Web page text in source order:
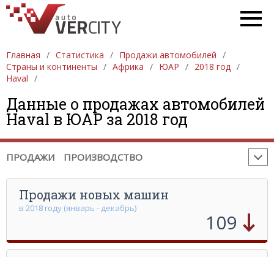
Главная Статистика
Продажи автомобилей
Страны и континенты
Африка ЮАР
2018 год
Haval
Данные о продажах автомобилей
Haval в ЮАР за 2018 год
ПРОДАЖИ ПРОИЗВОДСТВО
АЗИЯ
СЕВЕРНАЯ АМЕРИКА
ЮЖНАЯ АМЕРИКА
АФРИКА
ПРОИЗВОДСТВО АВТОМОБИЛЕЙ
ЕВРОПА
АФРИКА
АВСТРАЛИЯ И ОКЕАНИЯ
Продажи новых машин
в 2018 году (январь - декабрь)
109